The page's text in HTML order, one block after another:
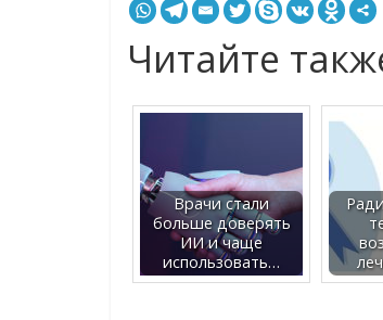
Читайте
Врачи стали
больше доверять
ИИ и чаще
использовать…